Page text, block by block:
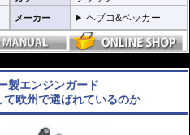
結合する専用の「コネクター」を採用
ド全体がひとつの強固なケージ（構造
なく全体で受け止めることで、エンジ
ドは、単なるドレスアップパーツではあ
トからライダーを最優先に守り、同時
めて実戦的な「物理的保険」です。
倒時、地面と車体の間に十分なスペース
により、重量級のマシンであってもラ
メーカー ヘプコ&ベッカー
製エンジンガード
欧州で選ばれているのか